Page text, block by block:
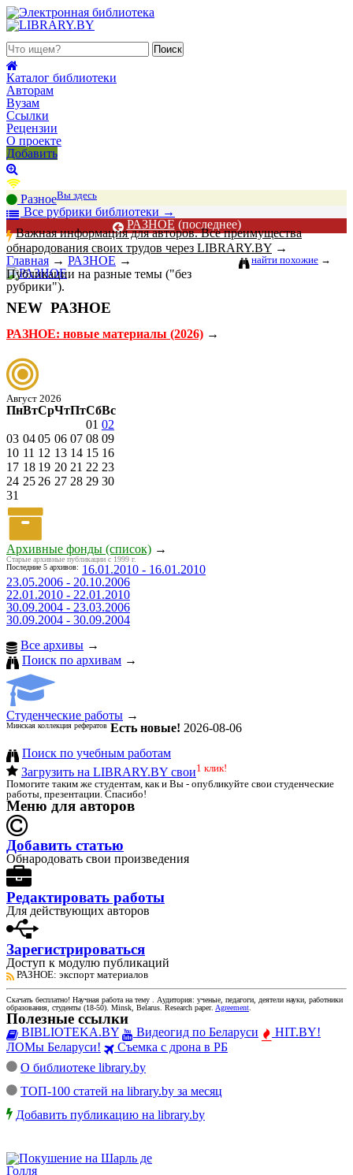
Каталог библиотеки
Авторам
Вузам
Ссылки
Рецензии
О проекте
Добавить
РазноеВы здесь
Все рубрики библиотеки →
РАЗНОЕ (последнее)
Важная информация для авторов. Все преимущества
обнародования своих трудов через LIBRARY.BY →
найти похожие →
Главная → РАЗНОЕ →
Публикации на разные темы ("без
рубрики").
NEW РАЗНОЕ
РАЗНОЕ: новые материалы (2026) →
Август 2026
ПнВтСрЧтПтСбВс
01 02
03 0405 06 07 08 09
10 11 12 13 14 15 16
17 18 19 20 21 22 23
24 25 26 27 28 29 30
31
Архивные фонды (список) →
Старые архивные публикации с 1999 г.
Последние 5 архивов: 16.01.2010 - 16.01.2010
23.05.2006 - 20.10.2006
22.01.2010 - 22.01.2010
30.09.2004 - 23.03.2006
30.09.2004 - 30.09.2004
Все архивы →
Поиск по архивам →
Студенческие работы →
Минская коллекция рефератов Есть новые! 2026-08-06
Поиск по учебным работам
Загрузить на LIBRARY.BY свои1 клик!
Помогите таким же студентам, как и Вы - опубликуйте свои студенческие
работы, презентации. Спасибо!
Меню для авторов
Добавить статью
Обнародовать свои произведения
Редактировать работы
Для действующих авторов
Зарегистрироваться
Доступ к модулю публикаций
РАЗНОЕ: экспорт материалов
Скачать бесплатно! Научная работа на тему . Аудитория: ученые, педагоги, деятели науки, работники
образования, студенты (18-50). Minsk, Belarus Research paper. Agreement
Полезные ссылки
BIBLIOTEKA.BY Видеогид по Беларуси
HIT.BY!
ЛОМы Беларуси!
Съемка с дрона в РБ
О библиотеке library.by
ТОП-100 статей на library.by за месяц
Добавить публикацию на library.by